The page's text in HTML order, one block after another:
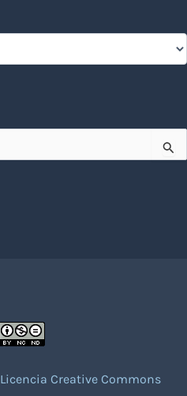
Licencia Creative Commons